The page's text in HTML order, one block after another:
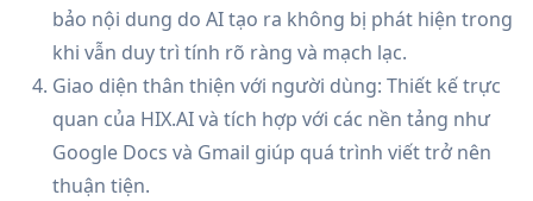
bảo nội dung do AI tạo ra không bị phát hiện trong
khi vẫn duy trì tính rõ ràng và mạch lạc.
Giao diện thân thiện với người dùng: Thiết kế trực
quan của HIX.AI và tích hợp với các nền tảng như
Google Docs và Gmail giúp quá trình viết trở nên
thuận tiện.